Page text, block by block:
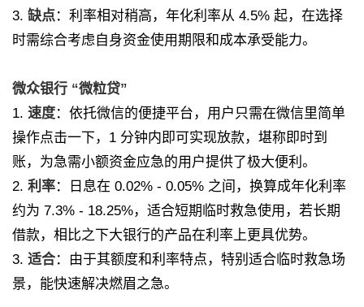
3. 缺点：利率相对稍高，年化利率从 4.5% 起，在选择
时需综合考虑自身资金使用期限和成本承受能力。
微众银行 “微粒贷”
1. 速度：依托微信的便捷平台，用户只需在微信里简单
操作点击一下，1 分钟内即可实现放款，堪称即时到
账，为急需小额资金应急的用户提供了极大便利。
2. 利率：日息在 0.02% - 0.05% 之间，换算成年化利率
约为 7.3% - 18.25%，适合短期临时救急使用，若长期
借款，相比之下大银行的产品在利率上更具优势。
3. 适合：由于其额度和利率特点，特别适合临时救急场
景，能快速解决燃眉之急。